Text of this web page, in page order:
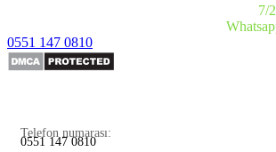
7/
0551 147 0810
Telefon numarası:
0551 147 0810